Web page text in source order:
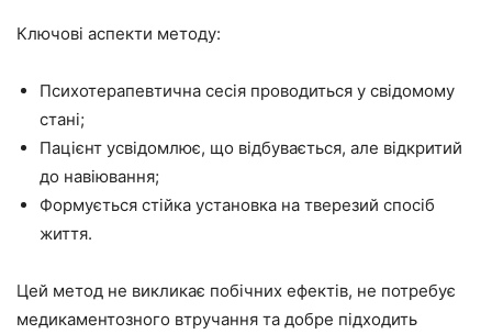
Ключові аспекти методу:
Психотерапевтична сесія проводиться у свідомому
стані;
Пацієнт усвідомлює, що відбувається, але відкритий
до навіювання;
Формується стійка установка на тверезий спосіб
життя.
Цей метод не викликає побічних ефектів, не потребує
медикаментозного втручання та добре підходить